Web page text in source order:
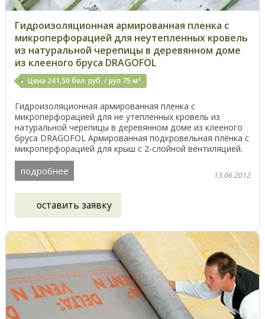
Гидроизоляционная армированная пленка с
микроперфорацией для неутепленных кровель
из натуральной черепицы в деревянном доме
из клееного бруса DRAGOFOL
Цена 241,50 бел. руб. / рул 75 м²
Гидроизоляционная армированная пленка с
микроперфорацией для не утепленных кровель из
натуральной черепицы в деревянном доме из клееного
бруса DRAGOFOL Армированная подкровельная плёнка с
микроперфорацией для крыш с 2-слойной вентиляцией.
Относится ...
подробнее 13.06.2012
оставить заявку